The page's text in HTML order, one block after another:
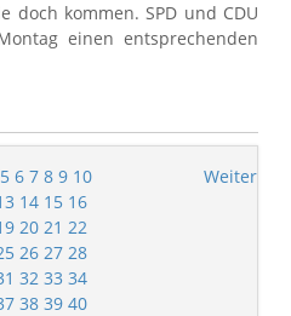
doch kommen. SPD und CDU
einen entsprechenden
5 6 7 8 9 10
14 15 16
20 21 22
26 27 28
32 33 34
38 39 40
Weiter